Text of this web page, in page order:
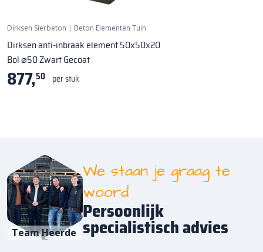
Dirksen Sierbeton | Beton Elementen Tuin
Dirksen anti-inbraak element 50x50x20
Bol ⌀50 Zwart Gecoat
877,50 per stuk
Team Heerde
We staan je graag te
woord
Persoonlijk
specialistisch advies